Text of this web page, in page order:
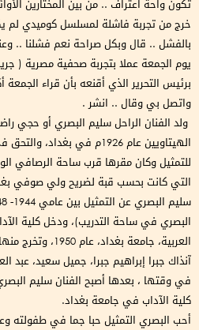
تكون واحة اعتراف .. من بين المختارين
خرج من تجربة فاشلة لمسلسل كوميدي لم
بالفشل .. قال وبكل صراحة نعم فشلنا ..
يوم الجمعة عملا بتجربة صحفية مصرية (
برئيس التحرير الذي أقنعه بأن قراء الجمعة
واتصل بي وقال .. انشر .
ولد الفنان الراحل سليم البصري أو حجي
للتمثيل وكان مقرها قرب ساحة الرصافي
التي كانت بحسب قبة لضريح ولي صوفي
البصري في ساحة التدريب)، ودخل كلية
آنذاك جبرا إبراهيم جبرا، جميل سعيد، عبد
في وقتها ، بعدها أصبح الفنان سليم
كلية الآداب في جامعة بغداد.
أحب البصري التمثيل حبا جما في طفولته